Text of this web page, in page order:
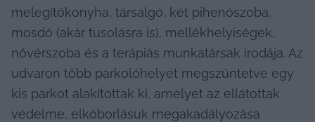
melegítőkonyha, társalgó, két pihenőszoba,
mosdó (akár tusolásra is), mellékhelyiségek,
nővérszoba és a terápiás munkatársak irodája. Az
udvaron több parkolóhelyet megszüntetve egy
kis parkot alakítottak ki, amelyet az ellátottak
védelme, elkóborlásuk megakadályozása